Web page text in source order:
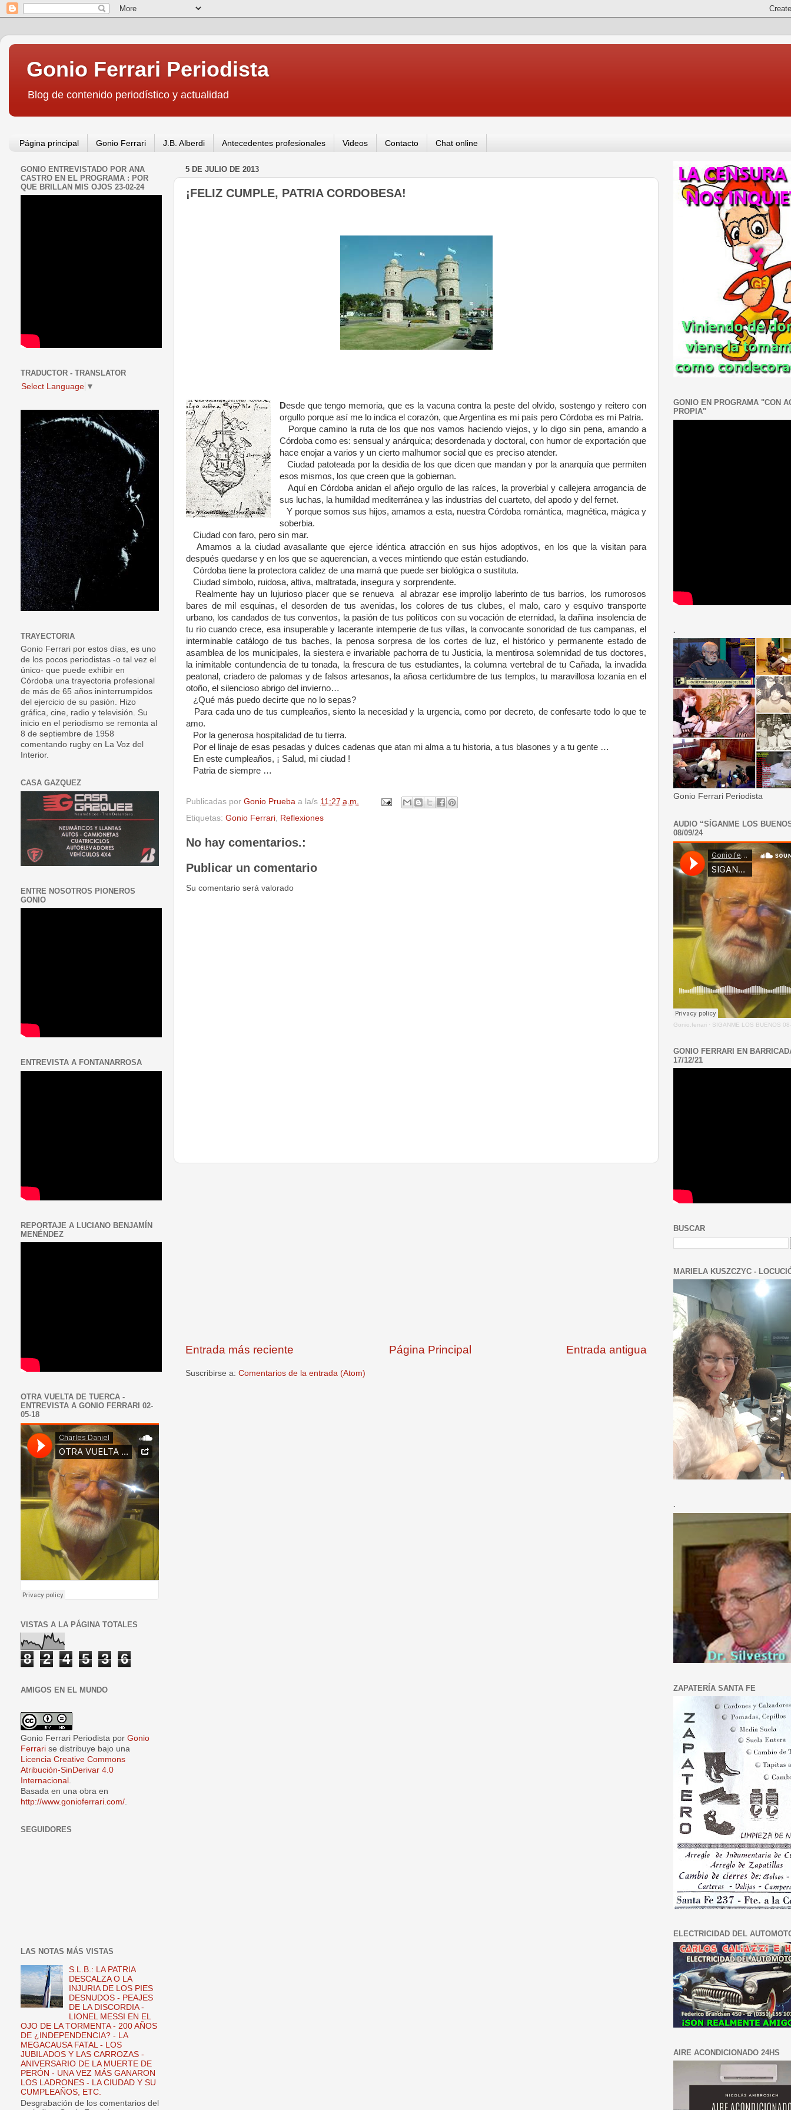
Gonio Ferrari Periodista
Blog de contenido periodístico y actualidad
Página principal Gonio Ferrari J.B. Alberdi Antecedentes profesionales Videos Contacto Chat online
5 DE JULIO DE 2013
¡FELIZ CUMPLE, PATRIA CORDOBESA!
Desde que tengo memoria, que es la vacuna contra la peste del olvido, sostengo y reitero con
orgullo porque así me lo indica el corazón, que Argentina es mi país pero Córdoba es mi Patria.
Porque camino la ruta de los que nos vamos haciendo viejos, y lo digo sin pena, amando a
Córdoba como es: sensual y anárquica; desordenada y doctoral, con humor de exportación que
hace enojar a varios y un cierto malhumor social que es preciso atender.
Ciudad patoteada por la desidia de los que dicen que mandan y por la anarquía que permiten
esos mismos, los que creen que la gobiernan.
Aquí en Córdoba anidan el añejo orgullo de las raíces, la proverbial y callejera arrogancia de
sus luchas, la humildad mediterránea y las industrias del cuarteto, del apodo y del fernet.
Y porque somos sus hijos, amamos a esta, nuestra Córdoba romántica, magnética, mágica y
soberbia.
Ciudad con faro, pero sin mar.
Amamos a la ciudad avasallante que ejerce idéntica atracción en sus hijos adoptivos, en los que la visitan para
después quedarse y en los que se aquerencian, a veces mintiendo que están estudiando.
Córdoba tiene la protectora calidez de una mamá que puede ser biológica o sustituta.
Ciudad símbolo, ruidosa, altiva, maltratada, insegura y sorprendente.
Realmente hay un lujurioso placer que se renueva
al abrazar ese improlijo laberinto de tus barrios, los rumorosos
bares de mil esquinas, el desorden de tus avenidas, los colores de tus clubes, el malo, caro y esquivo transporte
urbano, los candados de tus conventos, la pasión de tus políticos con su vocación de eternidad, la dañina insolencia de
tu río cuando crece, esa insuperable y lacerante intemperie de tus villas, la convocante sonoridad de tus campanas, el
interminable catálogo de tus baches, la penosa sorpresa de los cortes de luz, el histórico y permanente estado de
asamblea de los municipales, la siestera e invariable pachorra de tu Justicia, la mentirosa solemnidad de tus doctores,
la inimitable contundencia de tu tonada, la frescura de tus estudiantes, la columna vertebral de tu Cañada, la invadida
peatonal, criadero de palomas y de falsos artesanos, la añosa certidumbre de tus templos, tu maravillosa lozanía en el
otoño, el silencioso abrigo del invierno…
¿Qué más puedo decirte que no lo sepas?
Para cada uno de tus cumpleaños, siento la necesidad y la urgencia, como por decreto, de confesarte todo lo que te
amo.
Por la generosa hospitalidad de tu tierra.
Por el linaje de esas pesadas y dulces cadenas que atan mi alma a tu historia, a tus blasones y a tu gente …
En este cumpleaños, ¡ Salud, mi ciudad !
Patria de siempre …
Publicadas por Gonio Prueba a la/s 11:27 a.m.
Etiquetas: Gonio Ferrari Reflexiones
No hay comentarios.:
Publicar un comentario
Su comentario será valorado
Entrada más reciente Entrada antigua
Página Principal
Suscribirse a: Comentarios de la entrada (Atom)
GONIO ENTREVISTADO POR ANA
CASTRO EN EL PROGRAMA : POR
QUE BRILLAN MIS OJOS 23-02-24
TRADUCTOR - TRANSLATOR
Select Language ▼
TRAYECTORIA
Gonio Ferrari por estos días, es uno
de los pocos periodistas -o tal vez el
único- que puede exhibir en
Córdoba una trayectoria profesional
de más de 65 años ininterrumpidos
del ejercicio de su pasión. Hizo
gráfica, cine, radio y televisión. Su
inicio en el periodismo se remonta al
8 de septiembre de 1958
comentando rugby en La Voz del
Interior.
CASA GAZQUEZ
ENTRE NOSOTROS PIONEROS
GONIO
ENTREVISTA A FONTANARROSA
REPORTAJE A LUCIANO BENJAMÍN
MENÉNDEZ
OTRA VUELTA DE TUERCA -
ENTREVISTA A GONIO FERRARI 02-
05-18
VISTAS A LA PÁGINA TOTALES
8 2 4 5 3 6
AMIGOS EN EL MUNDO
Gonio Ferrari Periodista por Gonio
Ferrari se distribuye bajo una
Licencia Creative Commons
Atribución-SinDerivar 4.0
Internacional .
Basada en una obra en
http://www.gonioferrari.com/.
SEGUIDORES
LAS NOTAS MÁS VISTAS
S.L.B.: LA PATRIA
DESCALZA O LA
INJURIA DE LOS PIES
DESNUDOS - PEAJES
DE LA DISCORDIA -
LIONEL MESSI EN EL
OJO DE LA TORMENTA - 200 AÑOS
DE ¿INDEPENDENCIA? - LA
MEGACAUSA FATAL - LOS
JUBILADOS Y LAS CARROZAS -
ANIVERSARIO DE LA MUERTE DE
PERÓN - UNA VEZ MÁS GANARON
LOS LADRONES - LA CIUDAD Y SU
CUMPLEAÑOS, ETC.
Desgrabación de los comentarios del
GONIO EN PROGRAMA "CON
PROPIA"
.
Gonio Ferrari Periodista
AUDIO “SÍGANME LOS
08/09/24
Gonio.ferrari · SIGANME LOS BUENOS
GONIO FERRARI EN
17/12/21
BUSCAR
MARIELA KUSZCZYC -
.
ZAPATERÍA SANTA FE
ELECTRICIDAD DEL
AIRE ACONDICIONADO 24HS